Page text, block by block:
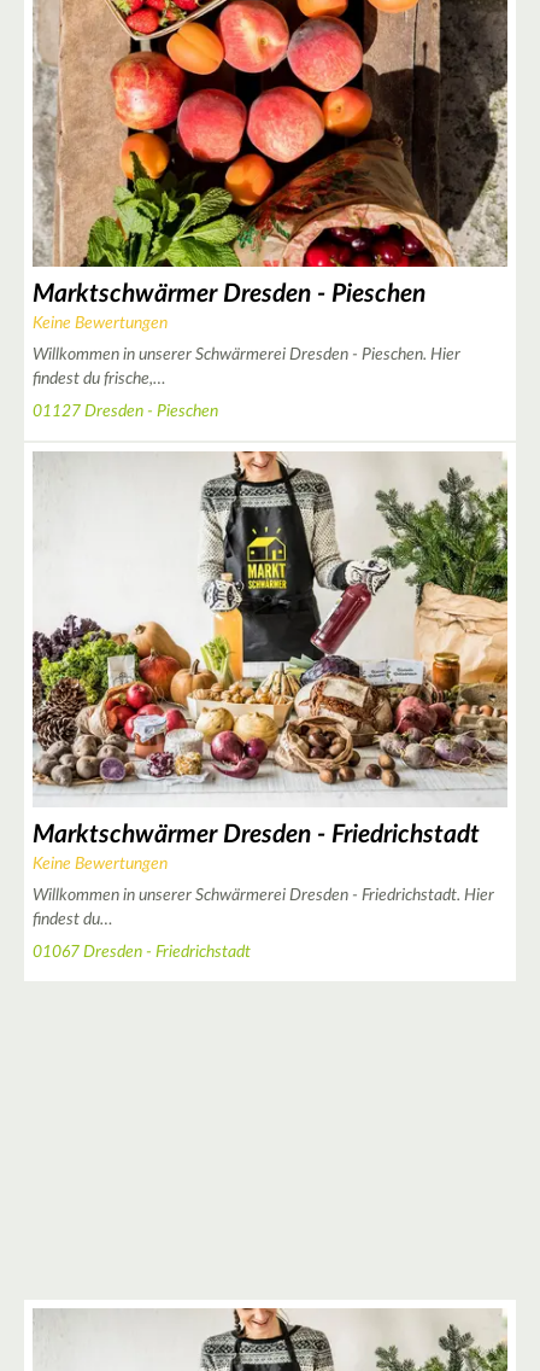
Marktschwärmer Dresden - Pieschen
Keine Bewertungen
Willkommen in unserer Schwärmerei Dresden - Pieschen. Hier
findest du frische,…
01127 Dresden - Pieschen
Marktschwärmer Dresden - Friedrichstadt
Keine Bewertungen
Willkommen in unserer Schwärmerei Dresden - Friedrichstadt. Hier
findest du…
01067 Dresden - Friedrichstadt
4
3
2
4